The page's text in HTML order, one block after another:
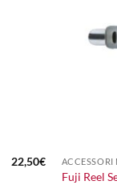
22,50€
Fuji Reel